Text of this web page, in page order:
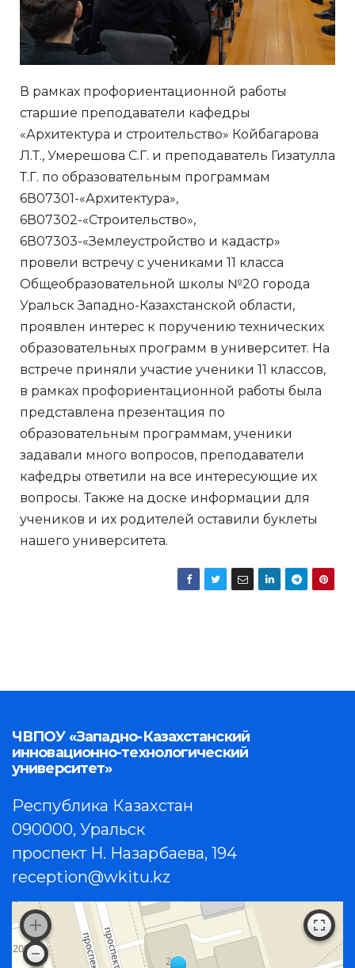
В рамках профориентационной работы
старшие преподаватели кафедры
«Архитектура и строительство» Койбагарова
Л.Т., Умерешова С.Г. и преподаватель Гизатулла
Т.Г. по образовательным программам
6В07301-«Архитектура»,
6В07302-«Строительство»,
6В07303-«Землеустройство и кадастр»
провели встречу с учениками 11 класса
Общеобразовательной школы №20 города
Уральск Западно-Казахстанской области,
проявлен интерес к поручению технических
образовательных программ в университет. На
встрече приняли участие ученики 11 классов,
в рамках профориентационной работы была
представлена презентация по
образовательным программам, ученики
задавали много вопросов, преподаватели
кафедры ответили на все интересующие их
вопросы. Также на доске информации для
учеников и их родителей оставили буклеты
нашего университета.
ЧВПОУ «Западно-Казахстанский
инновационно-технологический
университет»
Республика Казахстан
090000, Уральск
проспект Н. Назарбаева, 194
reception@wkitu.kz